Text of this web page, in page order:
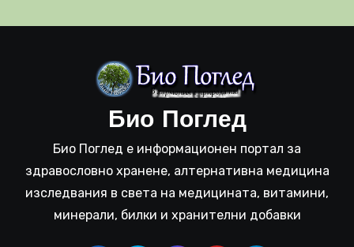
Био Поглед
Био Поглед е информационен портал за
здравословно хранене, алтернативна медицина
изследвания в света на медицината, витамини,
минерали, билки и хранителни добавки